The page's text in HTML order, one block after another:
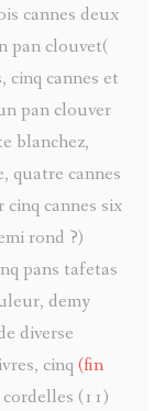
ROVERE
DANS
VAL
EN
MAURICE
cannes deux
pan clouvet(
cinq cannes et
pan clouver
blanchez,
quatre cannes
cannes six
rond ?)
pans tafetas
demy
diverse
cinq (fin
(11)